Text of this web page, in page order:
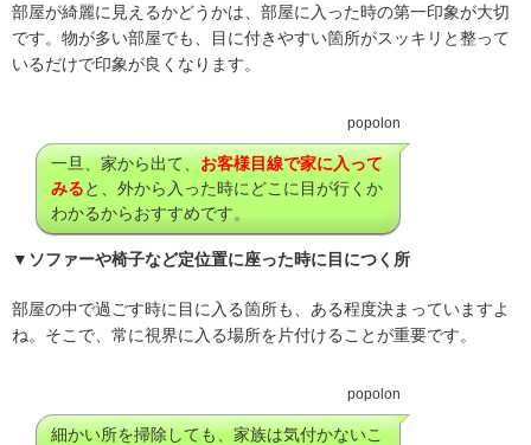
部屋が綺麗に見えるかどうかは、部屋に入った時の第一印象が大切
です。物が多い部屋でも、目に付きやすい箇所がスッキリと整って
いるだけで印象が良くなります。
popolon
一旦、家から出て、お客様目線で家に入って
みると、外から入った時にどこに目が行くか
わかるからおすすめです。
▼ソファーや椅子など定位置に座った時に目につく所
部屋の中で過ごす時に目に入る箇所も、ある程度決まっていますよ
ね。そこで、常に視界に入る場所を片付けることが重要です。
popolon
細かい所を掃除しても、家族は気付かないこ